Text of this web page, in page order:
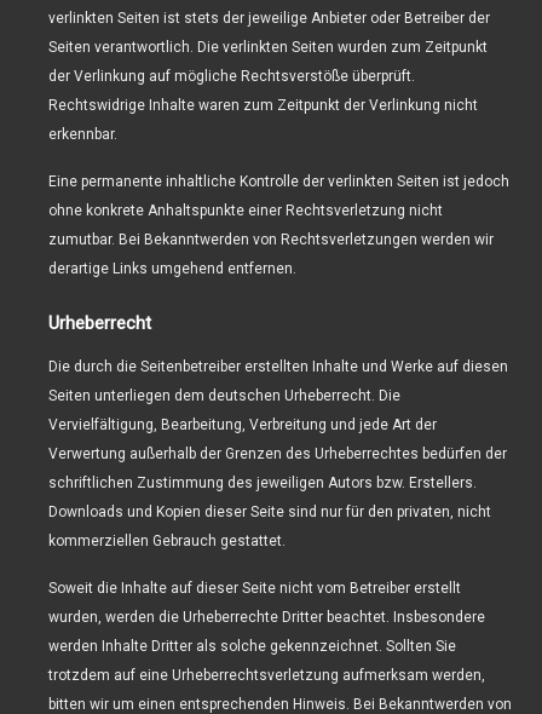
verlinkten Seiten ist stets der jeweilige Anbieter oder Betreiber der
Seiten verantwortlich. Die verlinkten Seiten wurden zum Zeitpunkt
der Verlinkung auf mögliche Rechtsverstöße überprüft.
Rechtswidrige Inhalte waren zum Zeitpunkt der Verlinkung nicht
erkennbar.
Eine permanente inhaltliche Kontrolle der verlinkten Seiten ist jedoch
ohne konkrete Anhaltspunkte einer Rechtsverletzung nicht
zumutbar. Bei Bekanntwerden von Rechtsverletzungen werden wir
derartige Links umgehend entfernen.
Urheberrecht
Die durch die Seitenbetreiber erstellten Inhalte und Werke auf diesen
Seiten unterliegen dem deutschen Urheberrecht. Die
Vervielfältigung, Bearbeitung, Verbreitung und jede Art der
Verwertung außerhalb der Grenzen des Urheberrechtes bedürfen der
schriftlichen Zustimmung des jeweiligen Autors bzw. Erstellers.
Downloads und Kopien dieser Seite sind nur für den privaten, nicht
kommerziellen Gebrauch gestattet.
Soweit die Inhalte auf dieser Seite nicht vom Betreiber erstellt
wurden, werden die Urheberrechte Dritter beachtet. Insbesondere
werden Inhalte Dritter als solche gekennzeichnet. Sollten Sie
trotzdem auf eine Urheberrechtsverletzung aufmerksam werden,
bitten wir um einen entsprechenden Hinweis. Bei Bekanntwerden von